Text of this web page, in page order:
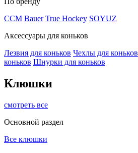
ССМ Bauer True Hockey SOYUZ
Аксессуары для коньков
Лезвия для коньков Чехлы для коньков
коньков Шнурки для коньков
Клюшки
смотреть все
Основной раздел
Все клюшки